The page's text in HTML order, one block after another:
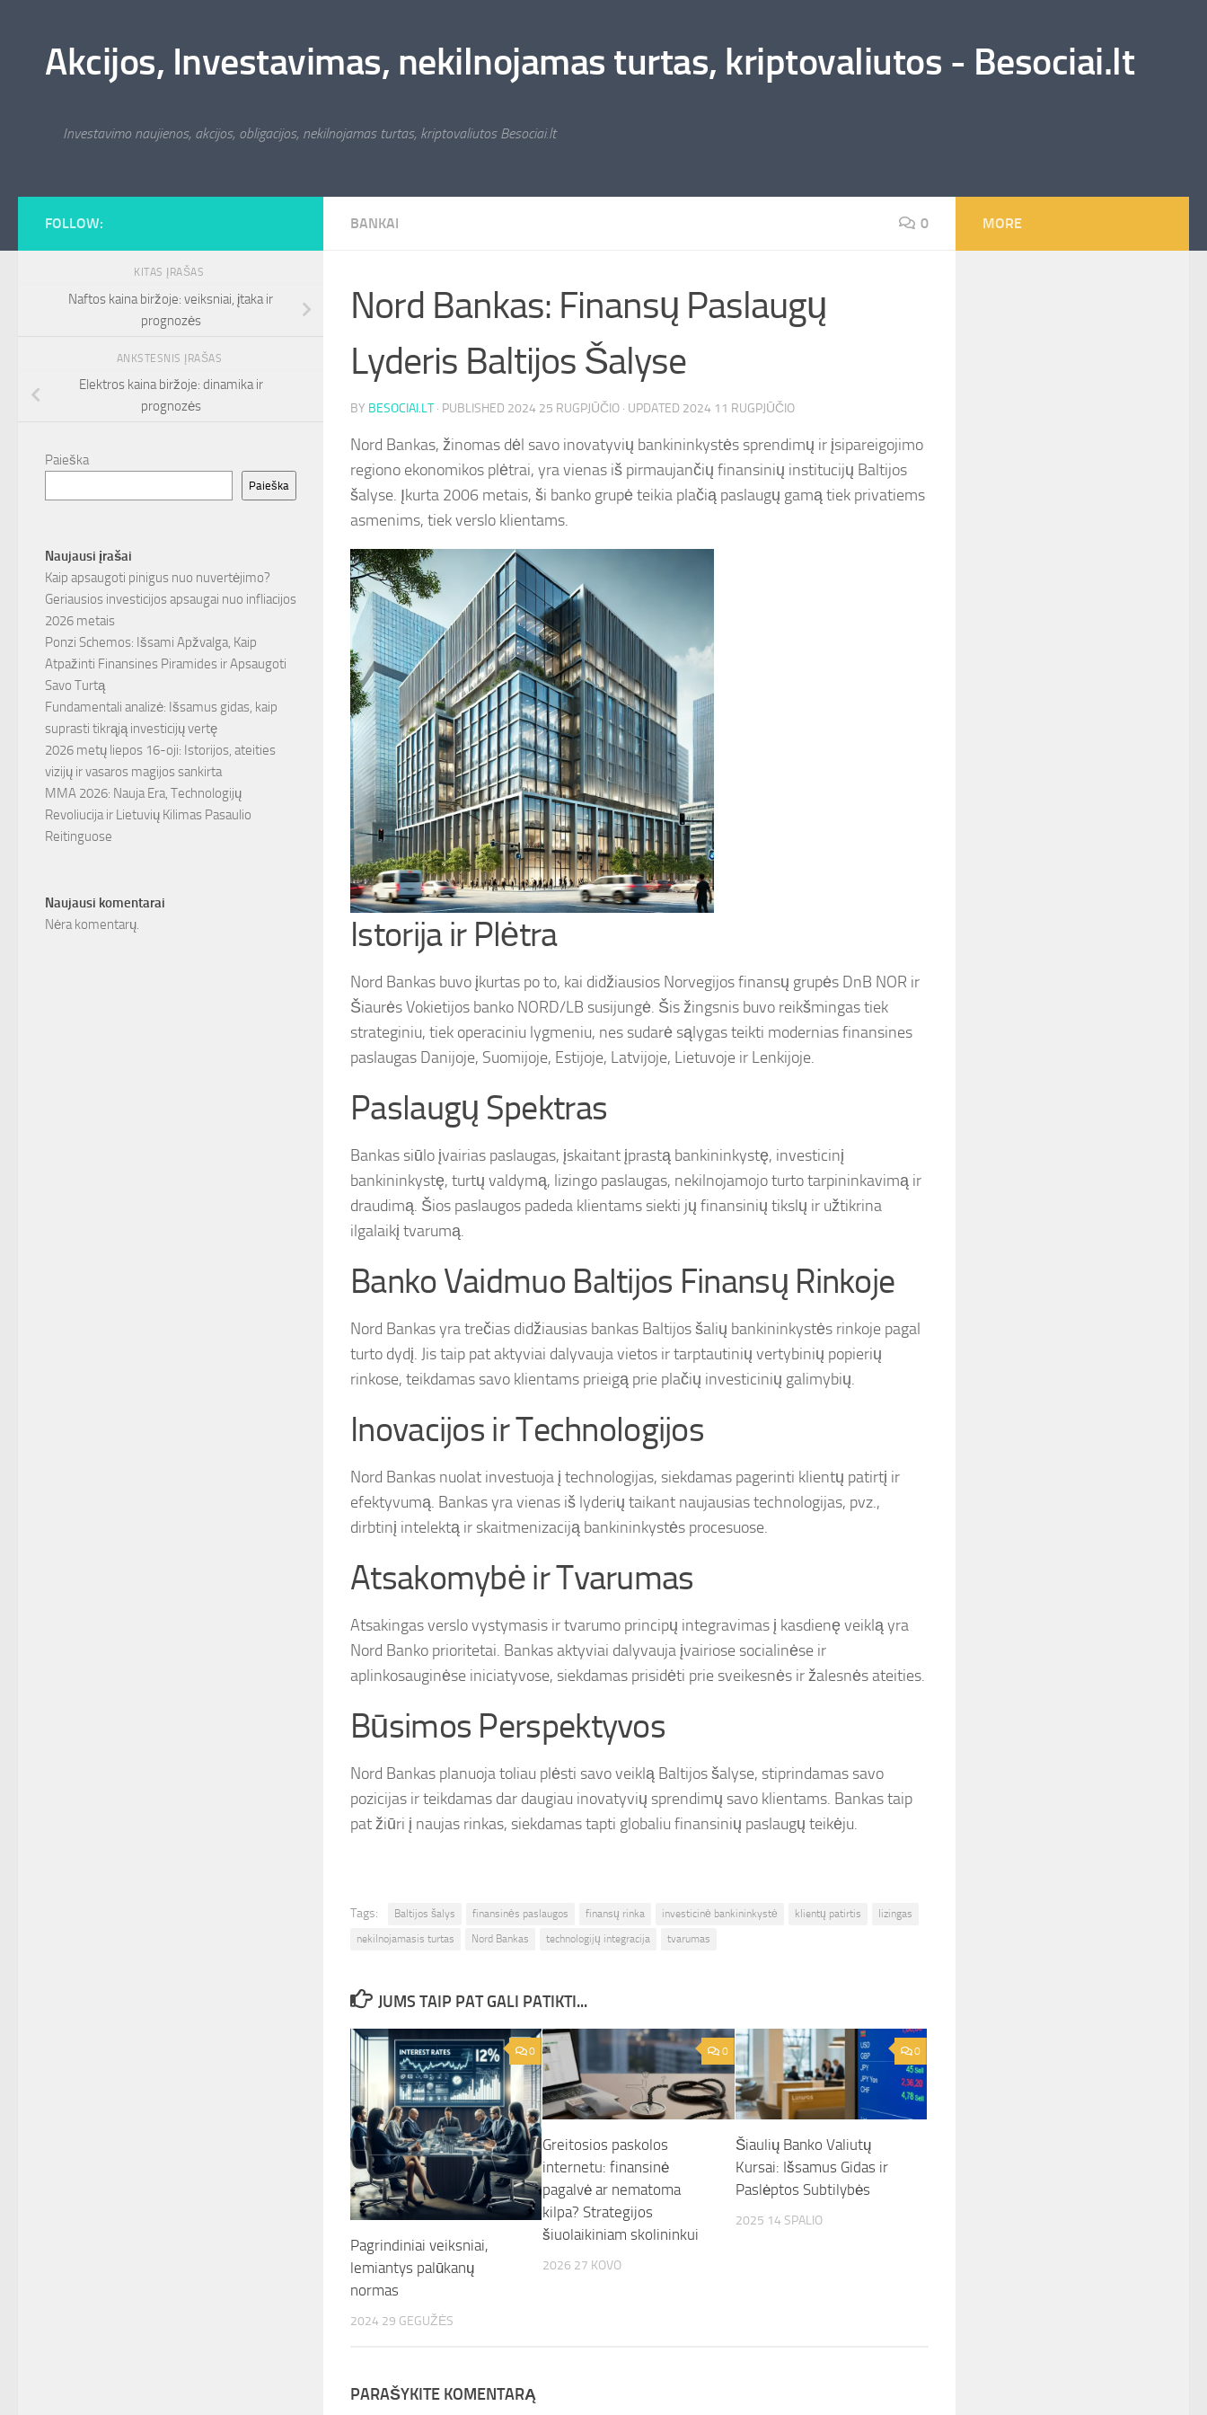
Akcijos, Investavimas, nekilnojamas turtas, kriptovaliutos - Besociai.lt
Investavimo naujienos, akcijos, obligacijos, nekilnojamas turtas, kriptovaliutos Besociai.lt
BANKAI 0
Nord Bankas: Finansų Paslaugų
Lyderis Baltijos Šalyse
BY BESOCIAI.LT · PUBLISHED 2024 25 RUGPJŪČIO · UPDATED 2024 11 RUGPJŪČIO
Nord Bankas, žinomas dėl savo inovatyvių bankininkystės sprendimų ir įsipareigojimo
regiono ekonomikos plėtrai, yra vienas iš pirmaujančių finansinių institucijų Baltijos
šalyse. Įkurta 2006 metais, ši banko grupė teikia plačią paslaugų gamą tiek privatiems
asmenims, tiek verslo klientams.
Istorija ir Plėtra
Nord Bankas buvo įkurtas po to, kai didžiausios Norvegijos finansų grupės DnB NOR ir
Šiaurės Vokietijos banko NORD/LB susijungė. Šis žingsnis buvo reikšmingas tiek
strateginiu, tiek operaciniu lygmeniu, nes sudarė sąlygas teikti modernias finansines
paslaugas Danijoje, Suomijoje, Estijoje, Latvijoje, Lietuvoje ir Lenkijoje.
Paslaugų Spektras
Bankas siūlo įvairias paslaugas, įskaitant įprastą bankininkystę, investicinį
bankininkystę, turtų valdymą, lizingo paslaugas, nekilnojamojo turto tarpininkavimą ir
draudimą. Šios paslaugos padeda klientams siekti jų finansinių tikslų ir užtikrina
ilgalaikį tvarumą.
Banko Vaidmuo Baltijos Finansų Rinkoje
Nord Bankas yra trečias didžiausias bankas Baltijos šalių bankininkystės rinkoje pagal
turto dydį. Jis taip pat aktyviai dalyvauja vietos ir tarptautinių vertybinių popierių
rinkose, teikdamas savo klientams prieigą prie plačių investicinių galimybių.
Inovacijos ir Technologijos
Nord Bankas nuolat investuoja į technologijas, siekdamas pagerinti klientų patirtį ir
efektyvumą. Bankas yra vienas iš lyderių taikant naujausias technologijas, pvz.,
dirbtinį intelektą ir skaitmenizaciją bankininkystės procesuose.
Atsakomybė ir Tvarumas
Atsakingas verslo vystymasis ir tvarumo principų integravimas į kasdienę veiklą yra
Nord Banko prioritetai. Bankas aktyviai dalyvauja įvairiose socialinėse ir
aplinkosauginėse iniciatyvose, siekdamas prisidėti prie sveikesnės ir žalesnės ateities.
Būsimos Perspektyvos
Nord Bankas planuoja toliau plėsti savo veiklą Baltijos šalyse, stiprindamas savo
pozicijas ir teikdamas dar daugiau inovatyvių sprendimų savo klientams. Bankas taip
pat žiūri į naujas rinkas, siekdamas tapti globaliu finansinių paslaugų teikėju.
Tags: Baltijos šalys finansinės paslaugos finansų rinka investicinė bankininkystė klientų patirtis
lizingas
nekilnojamasis turtas
Nord Bankas technologijų integracija tvarumas
JUMS TAIP PAT GALI PATIKTI...
0
Pagrindiniai veiksniai,
lemiantys palūkanų
normas
2024 29 GEGUŽĖS
0
Greitosios paskolos
internetu: finansinė
pagalvė ar nematoma
kilpa? Strategijos
šiuolaikiniam skolininkui
2026 27 KOVO
0
Šiaulių Banko Valiutų
Kursai: Išsamus Gidas ir
Paslėptos Subtilybės
2025 14 SPALIO
PARAŠYKITE KOMENTARĄ
FOLLOW:
KITAS ĮRAŠAS
Naftos kaina biržoje: veiksniai, įtaka ir
prognozės
ANKSTESNIS ĮRAŠAS
Elektros kaina biržoje: dinamika ir
prognozės
Paieška
Paieška
Naujausi įrašai
Kaip apsaugoti pinigus nuo nuvertėjimo?
Geriausios investicijos apsaugai nuo infliacijos
2026 metais
Ponzi Schemos: Išsami Apžvalga, Kaip
Atpažinti Finansines Piramides ir Apsaugoti
Savo Turtą
Fundamentali analizė: Išsamus gidas, kaip
suprasti tikrąją investicijų vertę
2026 metų liepos 16-oji: Istorijos, ateities
vizijų ir vasaros magijos sankirta
MMA 2026: Nauja Era, Technologijų
Revoliucija ir Lietuvių Kilimas Pasaulio
Reitinguose
Naujausi komentarai
Nėra komentarų.
MORE